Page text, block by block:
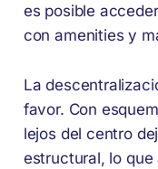
es posible
con amenities y
La
favor. Con
lejos del centro
estructural, lo